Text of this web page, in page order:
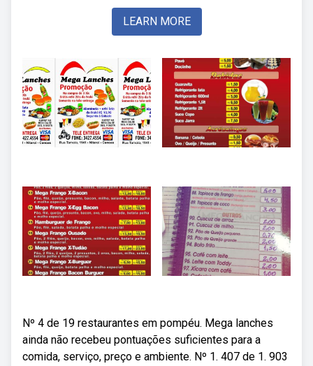
LEARN MORE
Nº 4 de 19 restaurantes em pompéu. Mega lanches
ainda não recebeu pontuações suficientes para a
comida, serviço, preço e ambiente. Nº 1. 407 de 1. 903